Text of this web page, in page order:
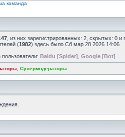
команда
, из них зарегистрированных: 2, скрытых: 0
(1982) здесь было Сб мар 28 2026 14:06
Baidu [Spider] Google [Bot]
Супермодераторы